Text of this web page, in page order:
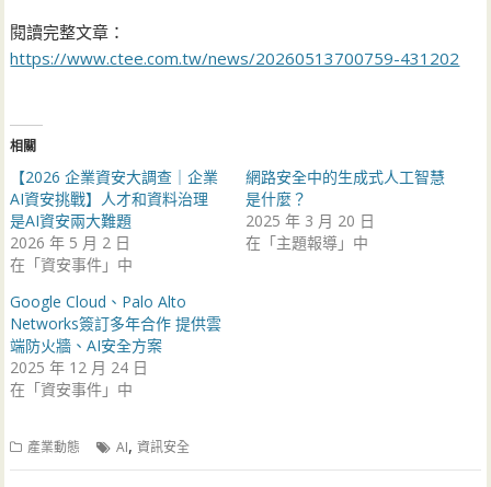
閱讀完整文章：
https://www.ctee.com.tw/news/20260513700759-431202
相關
【2026 企業資安大調查｜企業
AI資安挑戰】人才和資料治理
是AI資安兩大難題
2026 年 5 月 2 日
在「資安事件」中
網路安全中的生成式人工智慧
是什麼？
2025 年 3 月 20 日
在「主題報導」中
Google Cloud、Palo Alto
Networks簽訂多年合作 提供雲
端防火牆、AI安全方案
2025 年 12 月 24 日
在「資安事件」中
產業動態 AI,資訊安全